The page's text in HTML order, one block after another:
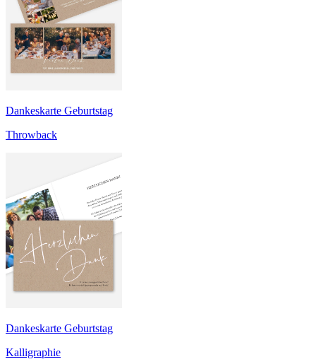
Dankeskarte Geburtstag
Throwback
Dankeskarte Geburtstag
Kalligraphie